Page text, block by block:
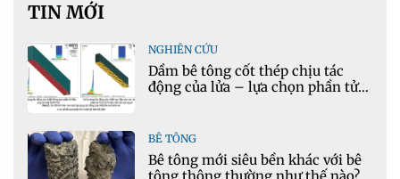
TIN MỚI
NGHIÊN CỨU
Dầm bê tông cốt thép chịu tác
động của lửa – lựa chọn phần tử
BÊ TÔNG
Bê tông mới siêu bền khác với bê